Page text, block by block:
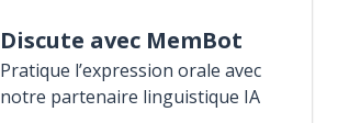
Discute avec MemBot
Pratique l’expression orale avec
notre partenaire linguistique IA